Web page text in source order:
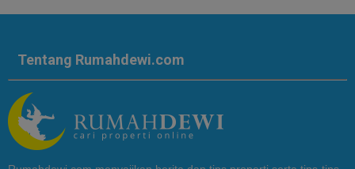
Tentang Rumahdewi.com